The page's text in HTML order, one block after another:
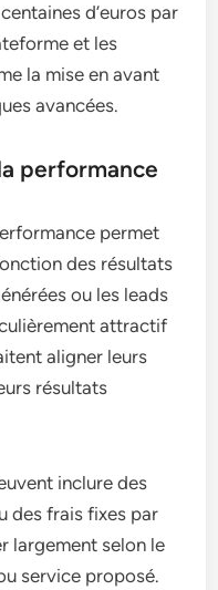
d’euros par
et les
la mise en avant
avancées.
performance
permet
des résultats
ou les leads
attractif
aligner leurs
résultats
inclure des
des frais fixes par
largement selon le
service proposé.